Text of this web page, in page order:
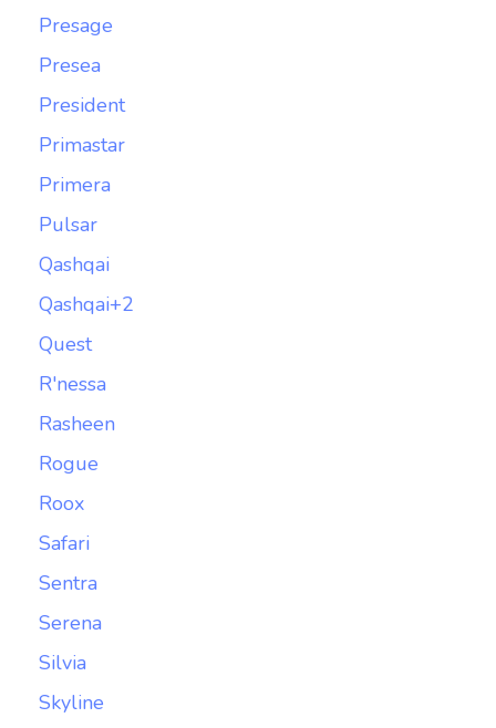
Presage
Presea
President
Primastar
Primera
Pulsar
Qashqai
Qashqai+2
Quest
R'nessa
Rasheen
Rogue
Roox
Safari
Sentra
Serena
Silvia
Skyline